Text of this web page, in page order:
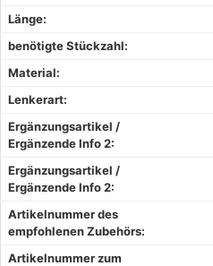
Länge:
benötigte Stückzahl:
Material:
Lenkerart:
Ergänzungsartikel /
Ergänzende Info 2:
Ergänzungsartikel /
Ergänzende Info 2:
Artikelnummer des
empfohlenen Zubehörs:
Artikelnummer zum